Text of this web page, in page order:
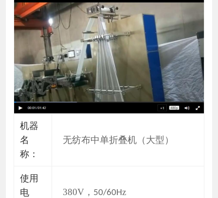
机器
名
称：
无纺布中单折叠机（大型）
使用
电
380V ， 50/60H z